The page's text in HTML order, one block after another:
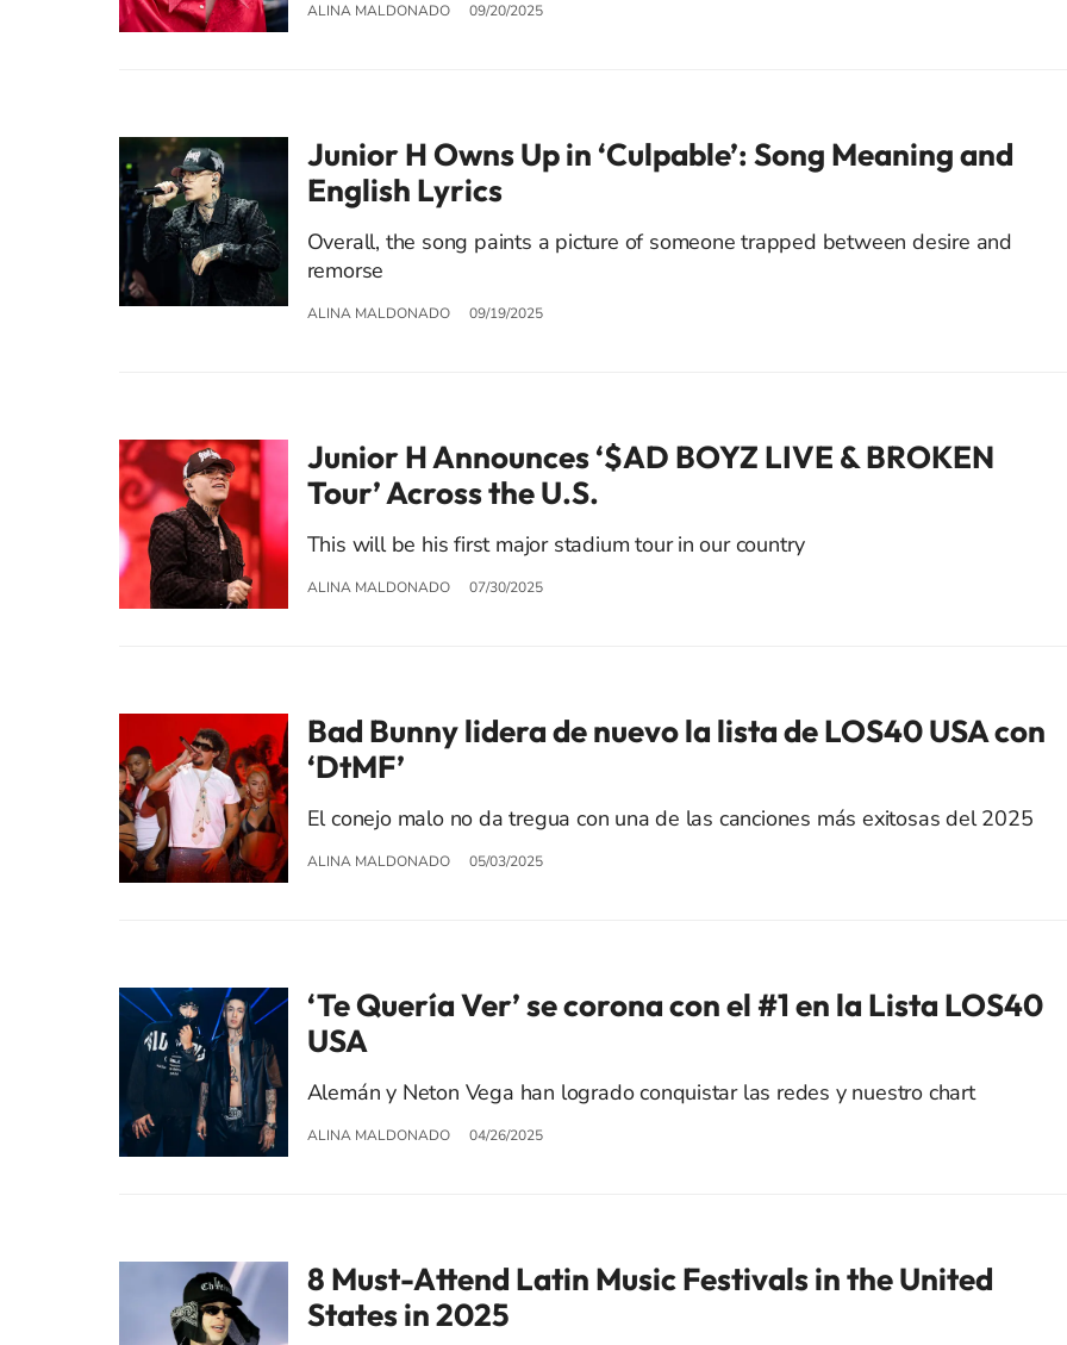
ALINA MALDONADO 09/20/2025
Junior H Owns Up in ‘Culpable’: Song Meaning and
English Lyrics
Overall, the song paints a picture of someone trapped between desire and
remorse
ALINA MALDONADO 09/19/2025
Junior H Announces ‘$AD BOYZ LIVE & BROKEN
Tour’ Across the U.S.
This will be his first major stadium tour in our country
ALINA MALDONADO 07/30/2025
Bad Bunny lidera de nuevo la lista de LOS40 USA con
‘DtMF’
El conejo malo no da tregua con una de las canciones más exitosas del 2025
ALINA MALDONADO 05/03/2025
‘Te Quería Ver’ se corona con el #1 en la Lista LOS40
USA
Alemán y Neton Vega han logrado conquistar las redes y nuestro chart
ALINA MALDONADO 04/26/2025
8 Must-Attend Latin Music Festivals in the United
States in 2025